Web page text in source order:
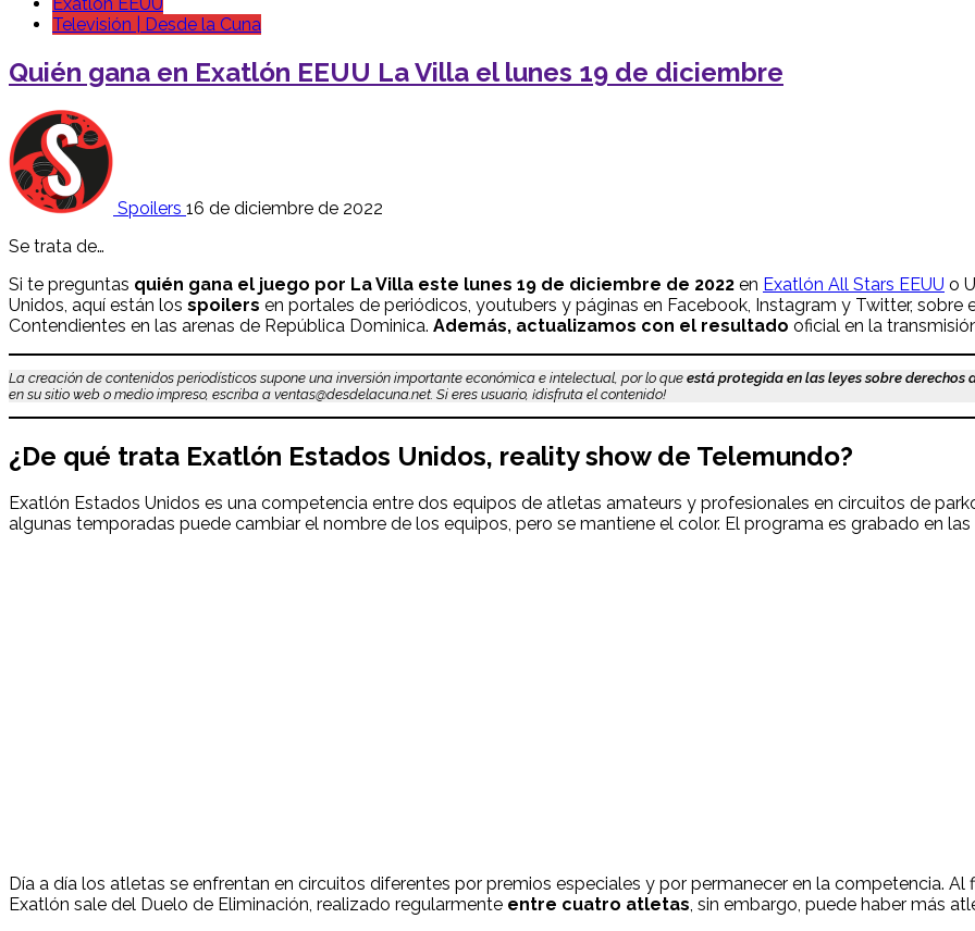
Televisión | Desde la Cuna
Quién gana en Exatlón EEUU La Villa el lunes 19 de diciembre
Spoilers 16 de diciembre de 2022
Se trata de…
Si te preguntas quién gana el juego por La Villa este lunes 19 de diciembre de 2022 en Exatlón All Stars EEUU o
Unidos, aquí están los spoilers en portales de periódicos, youtubers y páginas en Facebook, Instagram y Twitter,
Contendientes en las arenas de República Dominica. Además, actualizamos con el resultado oficial en la
La creación de contenidos periodísticos supone una inversión importante económica e intelectual, por lo que está protegida en las leyes sobre derechos
en su sitio web o medio impreso, escriba a ventas@desdelacuna.net. Si eres usuario, ¡disfruta el contenido!
¿De qué trata Exatlón Estados Unidos, reality show de Telemundo?
Exatlón Estados Unidos es una competencia entre dos equipos de atletas amateurs y profesionales en circuitos de
algunas temporadas puede cambiar el nombre de los equipos, pero se mantiene el color. El programa es grabado en
Día a día los atletas se enfrentan en circuitos diferentes por premios especiales y por permanecer en la competencia.
Exatlón sale del Duelo de Eliminación, realizado regularmente entre cuatro atletas, sin embargo, puede haber más